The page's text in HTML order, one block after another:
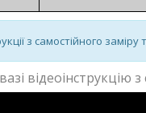
з самостійного
відеоінструкцію